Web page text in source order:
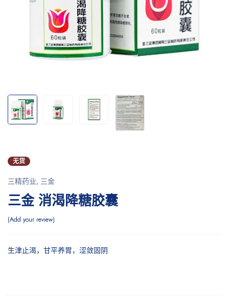
无货
三精药业, 三金
三金 消渴降糖胶囊
Add your review
生津止渴，甘平养胃，涩敛固阴